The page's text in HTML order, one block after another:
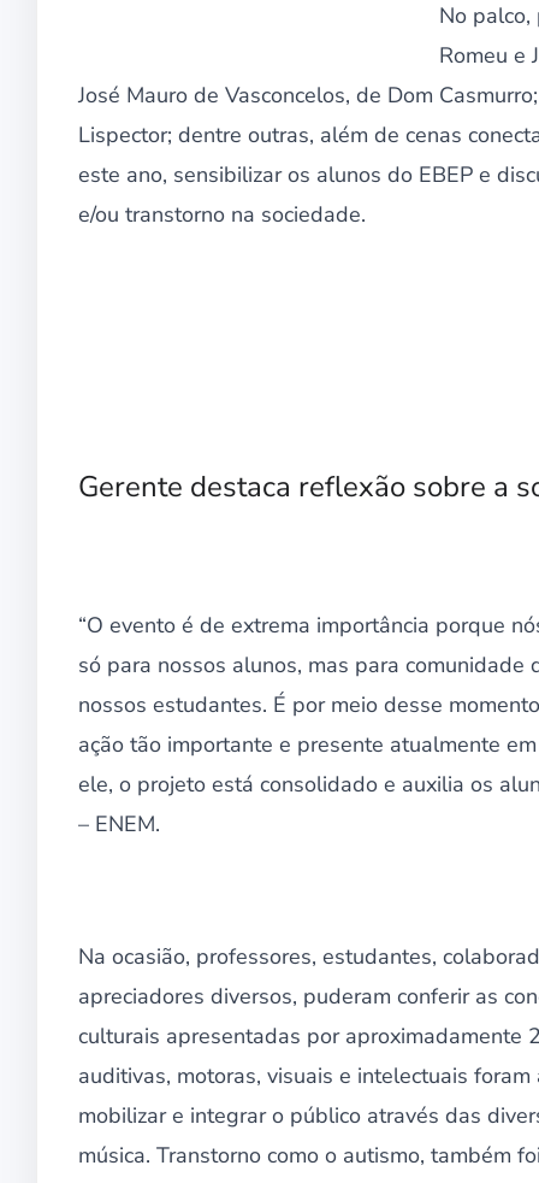
No
Romeu e
José Mauro de Vasconcelos, de Dom
Lispector; dentre outras, além de cenas
este ano, sensibilizar os alunos do EBEP e
e/ou transtorno na sociedade.
Gerente destaca reflexão sobre a
“O evento é de extrema importância porque
só para nossos alunos, mas para
nossos estudantes. É por meio desse
ação tão importante e presente atualmente
ele, o projeto está consolidado e auxilia os
– ENEM.
Na ocasião, professores, estudantes,
apreciadores diversos, puderam conferir as
culturais apresentadas por aproximadamente
auditivas, motoras, visuais e intelectuais
mobilizar e integrar o público através das
música. Transtorno como o autismo, também